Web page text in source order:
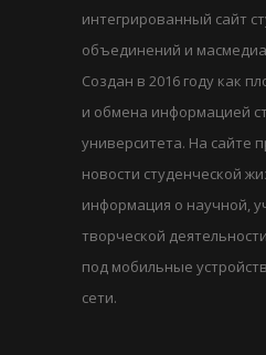
интегрированный сайт
объединений и
Создан в 2016 году как
и обмена информацией
университета. На сайте
новости студенческой
информация о научной,
творческой
под мобильные
сети.